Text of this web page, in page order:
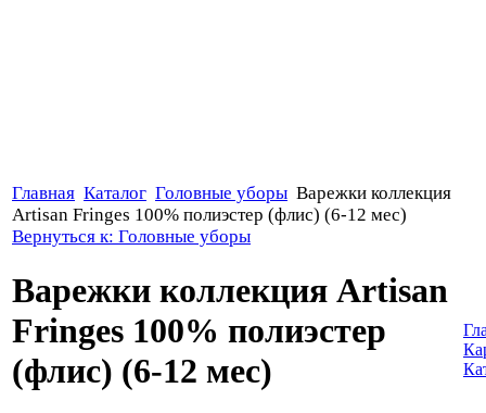
Главная Каталог Головные уборы Варежки коллекция
Artisan Fringes 100% полиэстер (флис) (6-12 мес)
Вернуться к: Головные уборы
Варежки коллекция Artisan
Fringes 100% полиэстер
(флис) (6-12 мес)